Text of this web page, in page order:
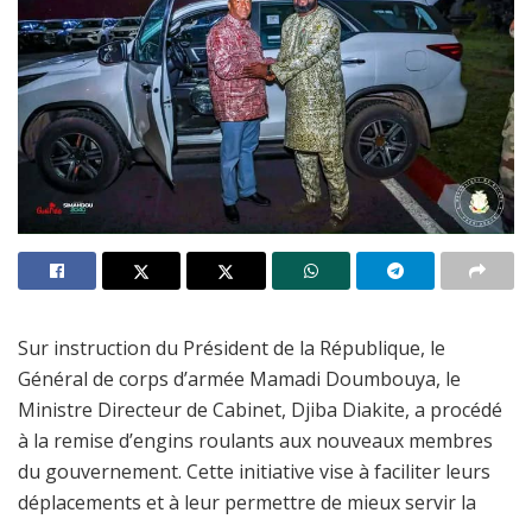
Sur instruction du Président de la République, le
Général de corps d’armée Mamadi Doumbouya, le
Ministre Directeur de Cabinet, Djiba Diakite, a procédé
à la remise d’engins roulants aux nouveaux membres
du gouvernement. Cette initiative vise à faciliter leurs
déplacements et à leur permettre de mieux servir la